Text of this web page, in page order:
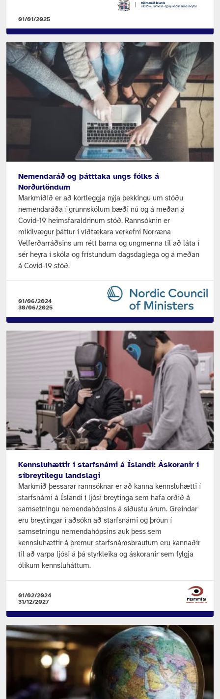
01/01/2025
Nemendaráð og þátttaka ungs fólks á
Norðurlöndum
Markmiðið er að kortleggja nýja þekkingu um stöðu
nemendaráða í grunnskólum bæði nú og á meðan á
Covid-19 heimsfaraldrinum stóð. Rannsóknin er
mikilvægur þáttur í víðtækara verkefni Norræna
Velferðarráðsins um rétt barna og ungmenna til að láta í
sér heyra í skóla og frístundum dagsdaglega og á meðan
á Covid-19 stóð.
01/06/2024
30/06/2025
Kennsluhættir í starfsnámi á Íslandi: Áskoranir í
síbreytilegu landslagi
Markmið þessarar rannsóknar er að kanna kennsluhætti í
starfsnámi á Íslandi í ljósi breytinga sem hafa orðið á
samsetningu nemendahópsins á síðustu árum. Greindar
eru breytingar í aðsókn að starfsnámi og þróun í
samsetningu nemendahópsins auk þess sem
kennsluhættir á þremur starfsnámsbrautum eru kannaðir
til að varpa ljósi á þá styrkleika og áskoranir sem fylgja
ólíkum kennsluháttum.
01/02/2024
31/12/2027